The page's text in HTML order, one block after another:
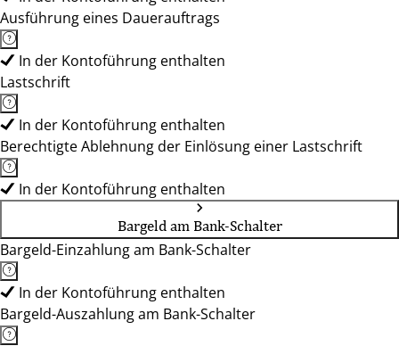
Ausführung eines Dauerauftrags
In der Kontoführung enthalten
Lastschrift
In der Kontoführung enthalten
Berechtigte Ablehnung der Einlösung einer Lastschrift
In der Kontoführung enthalten
Bargeld am Bank-Schalter
Bargeld-Einzahlung am Bank-Schalter
In der Kontoführung enthalten
Bargeld-Auszahlung am Bank-Schalter